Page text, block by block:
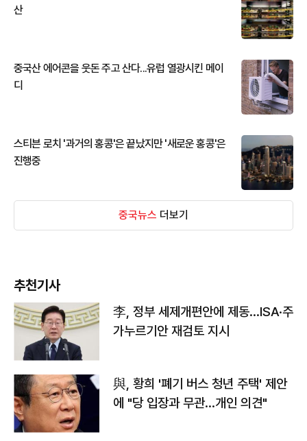
산
중국산 에어콘을 웃돈 주고 산다...유럽 열광시킨 메이
디
스티븐 로치 '과거의 홍콩'은 끝났지만 '새로운 홍콩'은
진행중
중국뉴스 더보기
추천기사
李, 정부 세제개편안에 제동…ISA·주
가누르기안 재검토 지시
與, 황희 '폐기 버스 청년 주택' 제안
에 "당 입장과 무관…개인 의견"